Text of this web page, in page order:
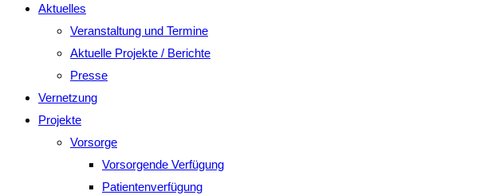
Aktuelles
Veranstaltung und Termine
Aktuelle Projekte / Berichte
Presse
Vernetzung
Projekte
Vorsorge
Vorsorgende Verfügung
Patientenverfügung